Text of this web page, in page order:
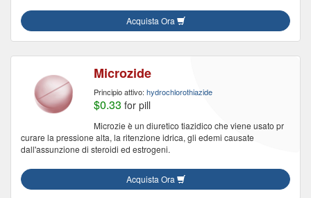
Acquista Ora
Microzide
Principio attivo: hydrochlorothiazide
$0.33 for pill
Microzie è un diuretico tiazidico che viene usato pr
curare la pressione alta, la ritenzione idrica, gli edemi causate
dall'assunzione di steroidi ed estrogeni.
Acquista Ora